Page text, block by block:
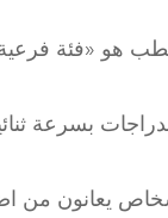
هو «فئة
بسرعة